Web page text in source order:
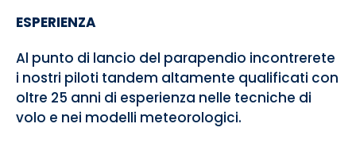
ESPERIENZA
Al punto di lancio del parapendio incontrerete
i nostri piloti tandem altamente qualificati con
oltre 25 anni di esperienza nelle tecniche di
volo e nei modelli meteorologici.